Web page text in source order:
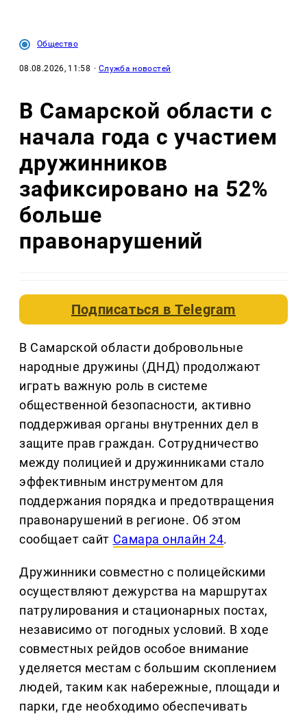
Общество
08.08.2026, 11:58 · Служба новостей
В Самарской области с
начала года с участием
дружинников
зафиксировано на 52%
больше
правонарушений
Подписаться вTelegram
В Самарской области добровольные
народные дружины (ДНД) продолжают
играть важную роль в системе
общественной безопасности, активно
поддерживая органы внутренних дел в
защите прав граждан. Сотрудничество
между полицией и дружинниками стало
эффективным инструментом для
поддержания порядка и предотвращения
правонарушений в регионе. Об этом
сообщает сайт Самара онлайн 24.
Дружинники совместно с полицейскими
осуществляют дежурства на маршрутах
патрулирования и стационарных постах,
независимо от погодных условий. В ходе
совместных рейдов особое внимание
уделяется местам с большим скоплением
людей, таким как набережные, площади и
парки, где необходимо обеспечивать